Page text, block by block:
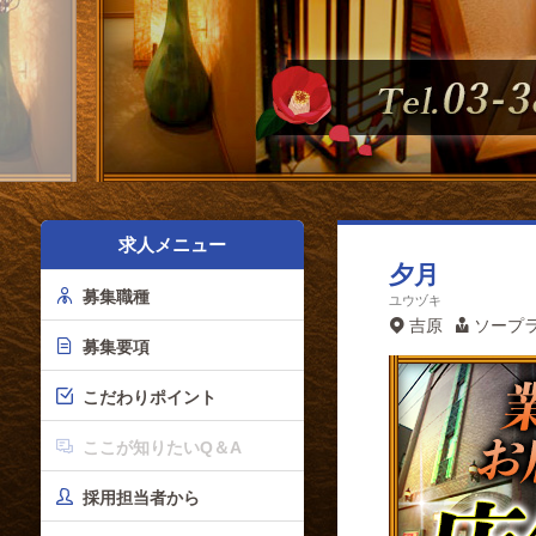
求人メニュー
募集職種
募集要項
こだわりポイント
ここが知りたいQ＆A
採用担当者から
夕月
ユウヅキ
吉原 ソープ